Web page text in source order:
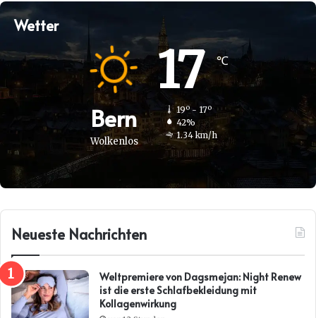
Wetter
Bern
Wolkenlos
17℃
19º - 17º
42%
1.34 km/h
Neueste Nachrichten
Weltpremiere von Dagsmejan: Night Renew
ist die erste Schlafbekleidung mit
Kollagenwirkung